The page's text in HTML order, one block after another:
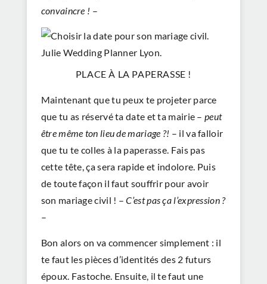
convaincre ! –
PLACE À LA PAPERASSE !
Maintenant que tu peux te projeter parce
que tu as réservé ta date et ta mairie –peut
être même ton lieu de mariage ?! – il va falloir
que tu te colles à la paperasse. Fais pas
cette tête, ça sera rapide et indolore. Puis
de toute façon il faut souffrir pour avoir
son mariage civil ! –C’est pas ça l’expression ?
–
Bon alors on va commencer simplement : il
te faut les pièces d’identités des 2 futurs
époux. Fastoche. Ensuite, il te faut une